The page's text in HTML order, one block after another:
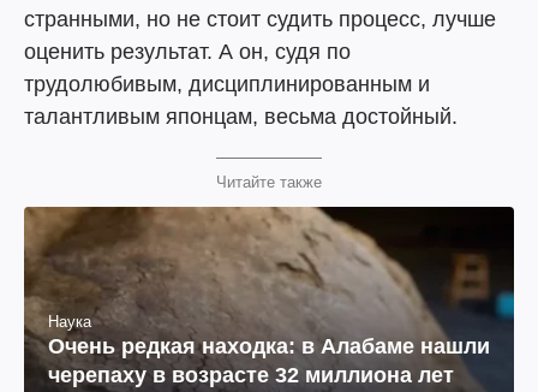
странными, но не стоит судить процесс, лучше
оценить результат. А он, судя по
трудолюбивым, дисциплинированным и
талантливым японцам, весьма достойный.
Читайте также
Наука
Очень редкая находка: в Алабаме нашли
черепаху в возрасте 32 миллиона лет